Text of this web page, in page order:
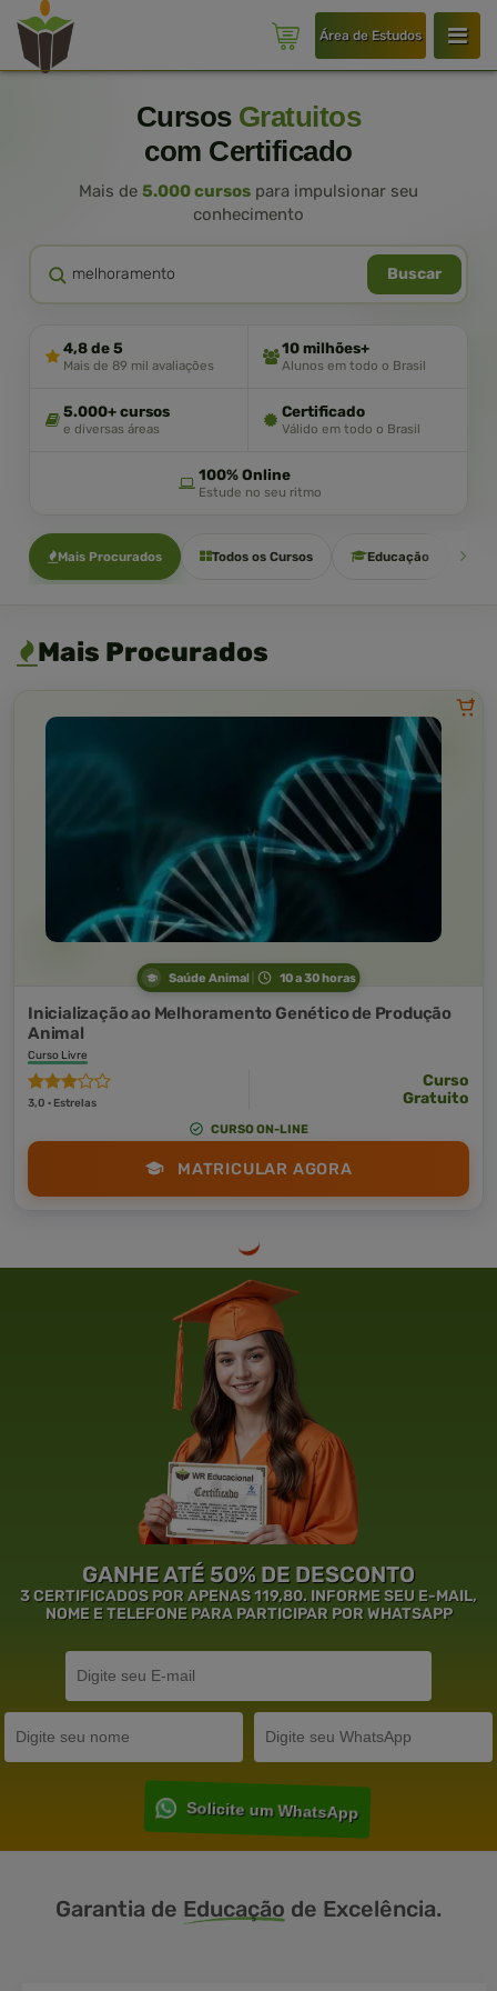
Área de Estudos
Cursos Gratuitos
com Certificado
Mais de 5.000 cursos para impulsionar seu
conhecimento
Buscar
4,8 de 5
Mais de 89 mil avaliações
10 milhões+
Alunos em todo o Brasil
5.000+ cursos
e diversas áreas
Certificado
Válido em todo o Brasil
100% Online
Estude no seu ritmo
Mais Procurados Todos os Cursos Educação
Mais Procurados
Saúde Animal 10 a 30 horas
Inicialização ao Melhoramento Genético de Produção
Animal
Curso Livre
3,0 · Estrelas
Curso
Gratuito
CURSO ON-LINE
MATRICULAR AGORA
GANHE ATÉ 50% DE DESCONTO
3 CERTIFICADOS POR APENAS 119,80. INFORME SEU E-MAIL,
NOME E TELEFONE PARA PARTICIPAR POR WHATSAPP
Solicite um WhatsApp
Garantia de Educação de Excelência.